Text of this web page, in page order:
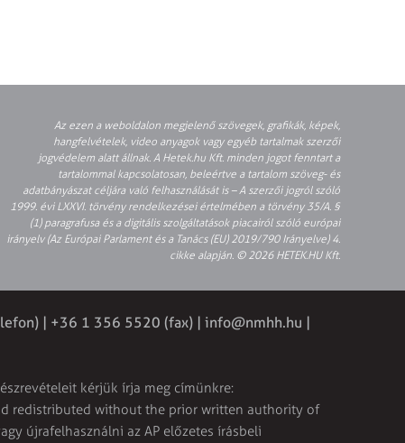
Az ezen a weboldalon megjelenő szövegek, grafikák, képek,
hangfelvételek, video anyagok vagy egyéb tartalmak szerzői
jogvédelem alatt állnak. A Hetek.hu Kft. minden jogot fenntart a
tartalommal kapcsolatosan, beleértve a tartalom szöveg- és
adatbányászat céljára való felhasználását is – A szerzői jogról szóló
1999. évi LXXVI. törvény rendelkezései értelmében a törvény 35/A. §
(1) paragrafusa és a digitális szolgáltatások piacairól szóló európai
irányelv (Az Európai Parlament és a Tanács (EU) 2019/790 Irányelve) 4.
cikke alapján. © 2026 HETEK.HU Kft.
| +36 1 356 5520 (fax) | info@nmhh.hu |
kérjük írja meg címünkre:
redistributed without the prior written authority of
újrafelhasználni az AP előzetes írásbeli